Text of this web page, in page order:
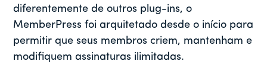
diferentemente de outros plug-ins, o
MemberPress foi arquitetado desde o início para
permitir que seus membros criem, mantenham e
modifiquem assinaturas ilimitadas.